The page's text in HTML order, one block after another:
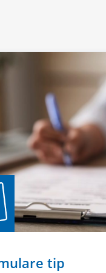
tip